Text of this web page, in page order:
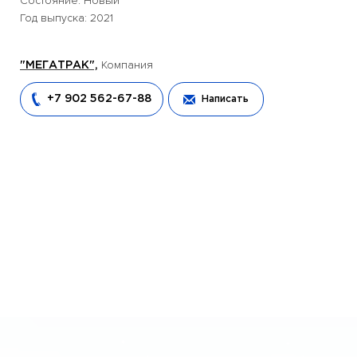
Год выпуска: 2021
"МЕГАТРАК", Компания
+7 902 562-67-88 Написать